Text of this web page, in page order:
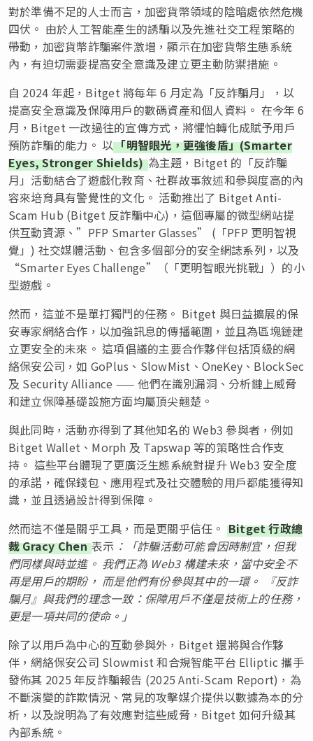
對於準備不足的人士而言，加密貨幣領域的陰暗處依然危機
四伏。 由於人工智能產生的誘騙以及先進社交工程策略的
帶動，加密貨幣詐騙案件激增，顯示在加密貨幣生態系統
內，有迫切需要提高安全意識及建立更主動防禦措施。
自 2024 年起，Bitget 將每年 6 月定為「反詐騙月」，以
提高安全意識及保障用戶的數碼資產和個人資料。 在今年 6
月，Bitget 一改過往的宣傳方式，將懼怕轉化成賦予用戶
預防詐騙的能力。 以「明智眼光，更強後盾」(Smarter
Eyes, Stronger Shields)為主題，Bitget 的「反詐騙
月」活動結合了遊戲化教育、社群故事敘述和參與度高的內
容來培育具有警覺性的文化。 活動推出了 Bitget Anti-
Scam Hub (Bitget 反詐騙中心)，這個專屬的微型網站提
供互動資源、”PFP Smarter Glasses” (「PFP 更明智視
覺」) 社交媒體活動、包含多個部分的安全網誌系列，以及
“Smarter Eyes Challenge”（「更明智眼光挑戰」）的小
型遊戲。
然而，這並不是單打獨鬥的任務。 Bitget 與日益擴展的保
安專家網絡合作，以加強訊息的傳播範圍，並且為區塊鏈建
立更安全的未來。 這項倡議的主要合作夥伴包括頂級的網
絡保安公司，如 GoPlus、SlowMist、OneKey、BlockSec
及 Security Alliance —— 他們在識別漏洞、分析鏈上威脅
和建立保障基礎設施方面均屬頂尖翹楚。
與此同時，活動亦得到了其他知名的 Web3 參與者，例如
Bitget Wallet、Morph 及 Tapswap 等的策略性合作支
持。 這些平台體現了更廣泛生態系統對提升 Web3 安全度
的承諾，確保錢包、應用程式及社交體驗的用戶都能獲得知
識，並且透過設計得到保障。
然而這不僅是關乎工具，而是更關乎信任。 Bitget 行政總
裁 Gracy Chen表示 ：「詐騙活動可能會因時制宜，但我
們同樣與時並進。 我們正為 Web3 構建未來，當中安全不
再是用戶的期盼， 而是他們有份參與其中的一環。 『反詐
騙月』與我們的理念一致：保障用戶不僅是技術上的任務，
更是一項共同的使命。」
除了以用戶為中心的互動參與外，Bitget 還將與合作夥
伴，網絡保安公司 Slowmist 和合規智能平台 Elliptic 攜手
發佈其 2025 年反詐騙報告 (2025 Anti-Scam Report)，為
不斷演變的詐欺情況、常見的攻擊媒介提供以數據為本的分
析，以及說明為了有效應對這些威脅，Bitget 如何升級其
內部系統。